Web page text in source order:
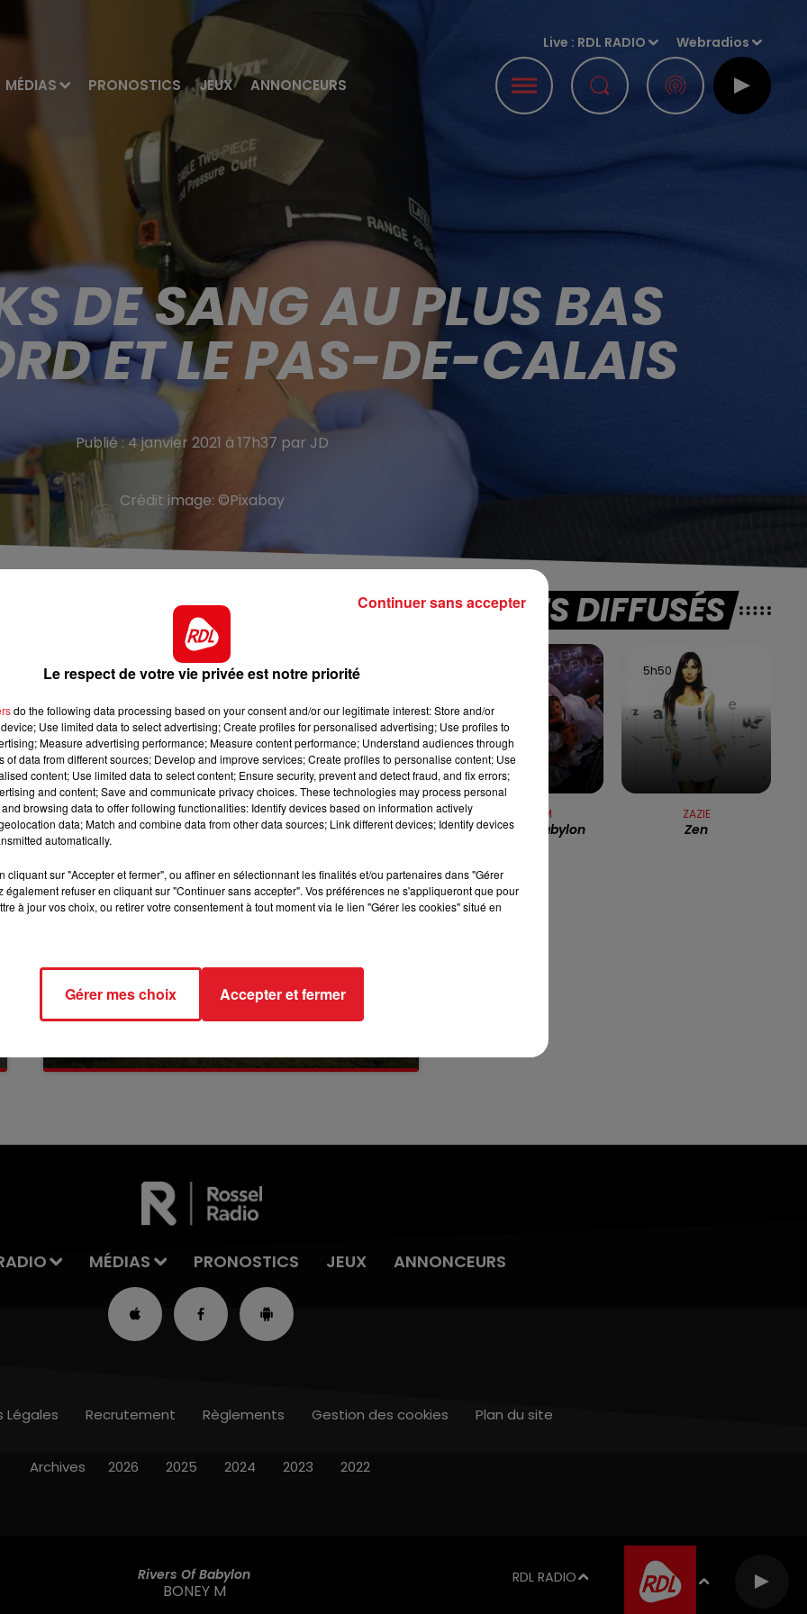
MÉDIAS PRONOSTICS JEUX ANNONCEURS
Live : RDL RADIO Webradios
12h00 - 13h00
RDL & VOUS LES APRÈS-MIDI QUI CHANTENT
DE SANG AU PLUS BAS
ET LE PAS-DE-CALAIS
Publié : 4 janvier 2021 à 17h37 par JD
Crédit image: ©Pixabay
très bas de réserves de sang, alors qu'il lance ce
pour faire face à la pénurie en période de fêtes. Des
les besoins et soigner tous les patients. Pour connaitre
lesite de l’EFS.
13 juillet 2026
WINGLES: UN JEUNE PERD LA VIE, NOYÉ À
La victime a coulé à pic
TITRES DIFFUSÉS
BONEY M
Rivers Of Babylon
5h50
5h50
ZAZIE
Zen
MÉDIAS PRONOSTICS JEUX ANNONCEURS
Rivers Of Babylon
BONEY M
RDL RADIO
Légales Recrutement Règlements Gestion des cookies Plan du site
Archives 2026 2025 2024 2023 2022
Le respect de votre vie privée est notre priorité
do the following data processing based on your consent and/or our legitimate interest: Store and/or
Use limited data to select advertising; Create profiles for personalised advertising; Use profiles to
Measure advertising performance; Measure content performance; Understand audiences through
of data from different sources; Develop and improve services; Create profiles to personalise content; Use
content; Use limited data to select content; Ensure security, prevent and detect fraud, and fix errors;
and content; Save and communicate privacy choices. These technologies may process personal
browsing data to offer following functionalities: Identify devices based on information actively
data; Match and combine data from other data sources; Link different devices; Identify devices
automatically.
cliquant sur "Accepter et fermer", ou affiner en sélectionnant les finalités et/ou partenaires dans "Gérer
également refuser en cliquant sur "Continuer sans accepter". Vos préférences ne s'appliqueront que pour
à jour vos choix, ou retirer votre consentement à tout moment via le lien "Gérer les cookies" situé en
Gérer mes choix Accepter et fermer
Continuer sans accepter